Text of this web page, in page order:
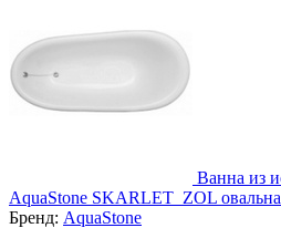
Ванна из
AquaStone SKARLET_ZOL
Бренд: AquaStone